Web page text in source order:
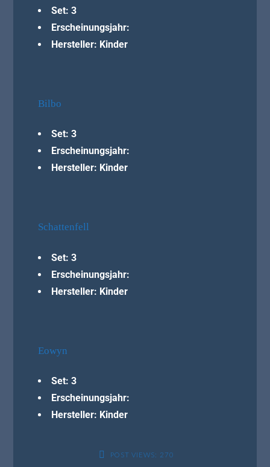
Set: 3
Erscheinungsjahr:
Hersteller: Kinder
Bilbo
Set: 3
Erscheinungsjahr:
Hersteller: Kinder
Schattenfell
Set: 3
Erscheinungsjahr:
Hersteller: Kinder
Eowyn
Set: 3
Erscheinungsjahr:
Hersteller: Kinder
POST VIEWS: 270